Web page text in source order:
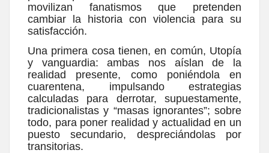
movilizan fanatismos que pretenden
cambiar la historia con violencia para su
satisfacción.
Una primera cosa tienen, en común, Utopía
y vanguardia: ambas nos aíslan de la
realidad presente, como poniéndola en
cuarentena, impulsando estrategias
calculadas para derrotar, supuestamente,
tradicionalistas y “masas ignorantes”; sobre
todo, para poner realidad y actualidad en un
puesto secundario, despreciándolas por
transitorias.